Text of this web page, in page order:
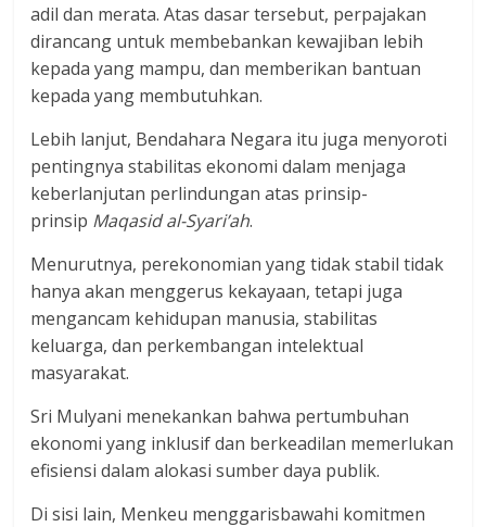
adil dan merata. Atas dasar tersebut, perpajakan
dirancang untuk membebankan kewajiban lebih
kepada yang mampu, dan memberikan bantuan
kepada yang membutuhkan.
Lebih lanjut, Bendahara Negara itu juga menyoroti
pentingnya stabilitas ekonomi dalam menjaga
keberlanjutan perlindungan atas prinsip-
prinsip Maqasid al-Syari’ah.
Menurutnya, perekonomian yang tidak stabil tidak
hanya akan menggerus kekayaan, tetapi juga
mengancam kehidupan manusia, stabilitas
keluarga, dan perkembangan intelektual
masyarakat.
Sri Mulyani menekankan bahwa pertumbuhan
ekonomi yang inklusif dan berkeadilan memerlukan
efisiensi dalam alokasi sumber daya publik.
Di sisi lain, Menkeu menggarisbawahi komitmen